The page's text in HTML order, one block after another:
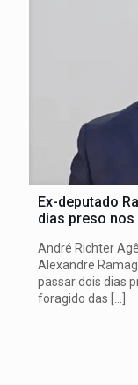
Ex-deputado
dias preso nos
André Richter
Alexandre
passar dois dias
foragido das […]